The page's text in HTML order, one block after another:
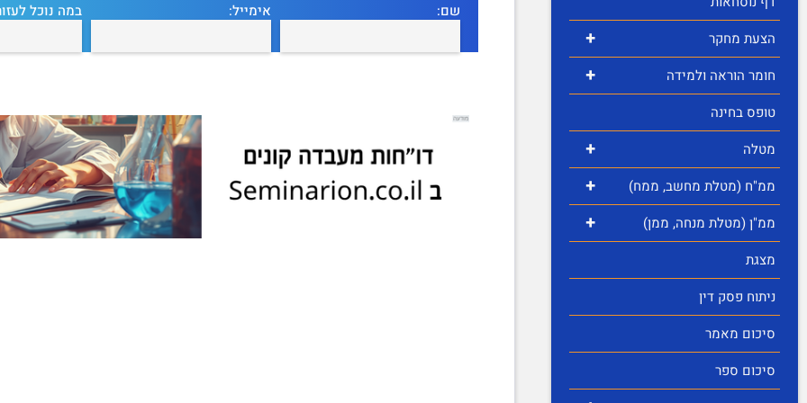
+ הצעת מחקר
+
חומר הוראה ולמידה
טופס בחינה
+ מטלה
+ ממ"ח (מטלת מחשב, ממח)
+
ממ"ן (מטלת מנחה, ממן)
מצגת
ניתוח פסק דין
סיכום מאמר
סיכום ספר
שם: אימייל: במה נוכל